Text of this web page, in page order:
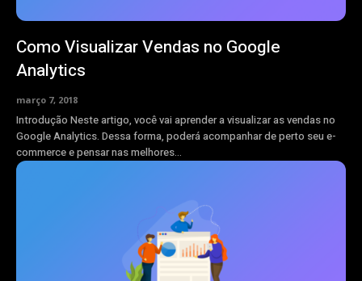
Como Visualizar Vendas no Google
Analytics
março 7, 2018
Introdução Neste artigo, você vai aprender a visualizar as vendas no
Google Analytics. Dessa forma, poderá acompanhar de perto seu e-
commerce e pensar nas melhores...